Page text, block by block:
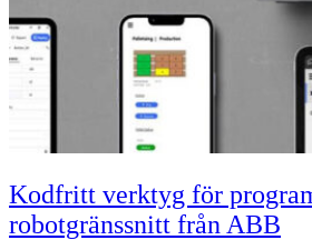
Kodfritt verktyg för
robotgränssnitt från ABB